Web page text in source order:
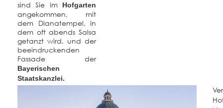
sind Sie im Hofgarten
angekommen, mit
dem Dianatempel, in
dem oft abends Salsa
getanzt wird, und der
beeindruckenden
Fassade der
Bayerischen
Staatskanzlei.